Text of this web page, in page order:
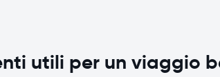
utili per un viaggio